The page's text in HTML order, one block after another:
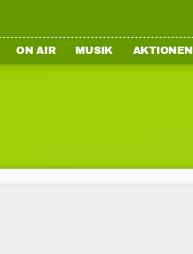
ON AIR MUSIK AKTIONEN